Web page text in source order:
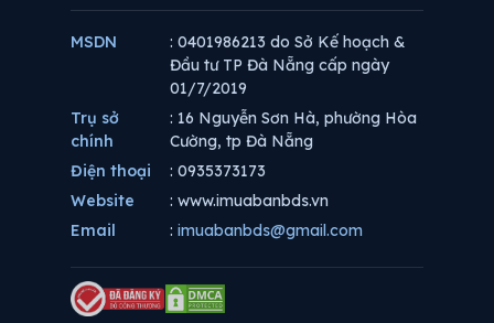
MSDN
: 0401986213 do Sở Kế hoạch &
Đầu tư TP Đà Nẵng cấp ngày
01/7/2019
Trụ sở
chính
: 16 Nguyễn Sơn Hà, phường Hòa
Cường, tp Đà Nẵng
Điện thoại
: 0935373173
Website
: www.imuabanbds.vn
Email
: imuabanbds@gmail.com